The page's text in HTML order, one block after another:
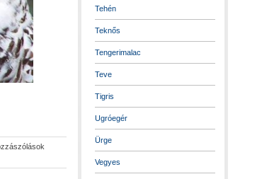
Tehén
Teknős
Tengerimalac
Teve
Tigris
Ugróegér
Ürge
Vegyes